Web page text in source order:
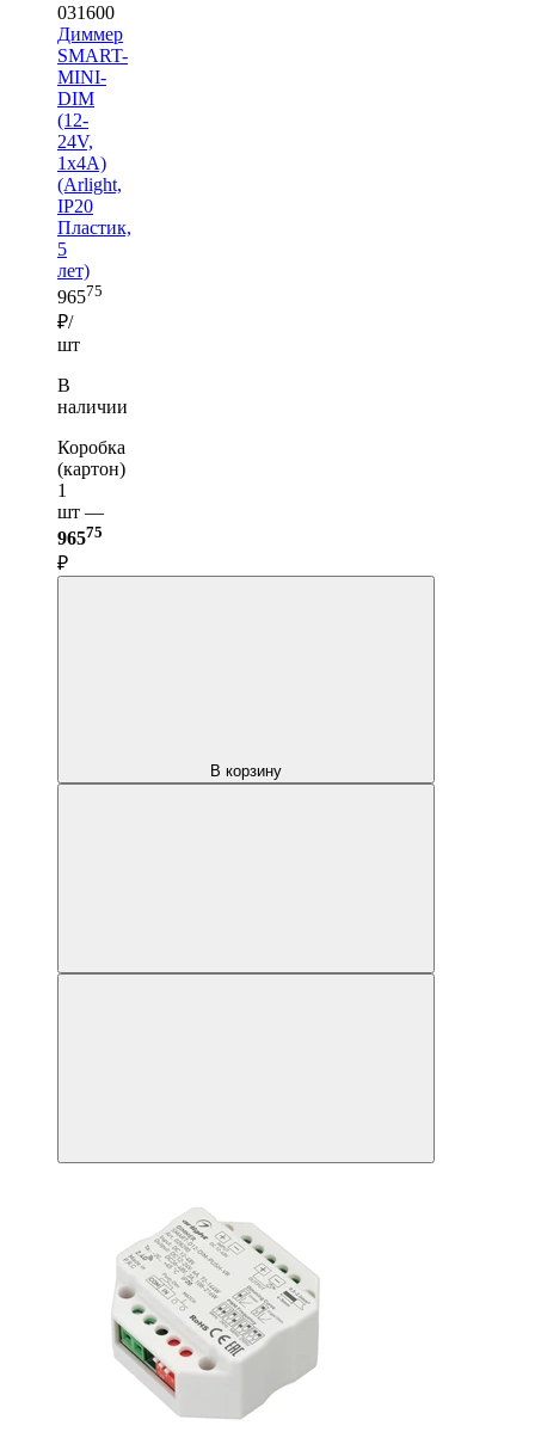
031600
Диммер
SMART-
MINI-
DIM
(12-
24V,
1x4A)
(Arlight,
IP20
Пластик,
5
лет)
96575
₽/
шт
В
наличии
Коробка
(картон)
1
шт —
96575
₽
В корзину